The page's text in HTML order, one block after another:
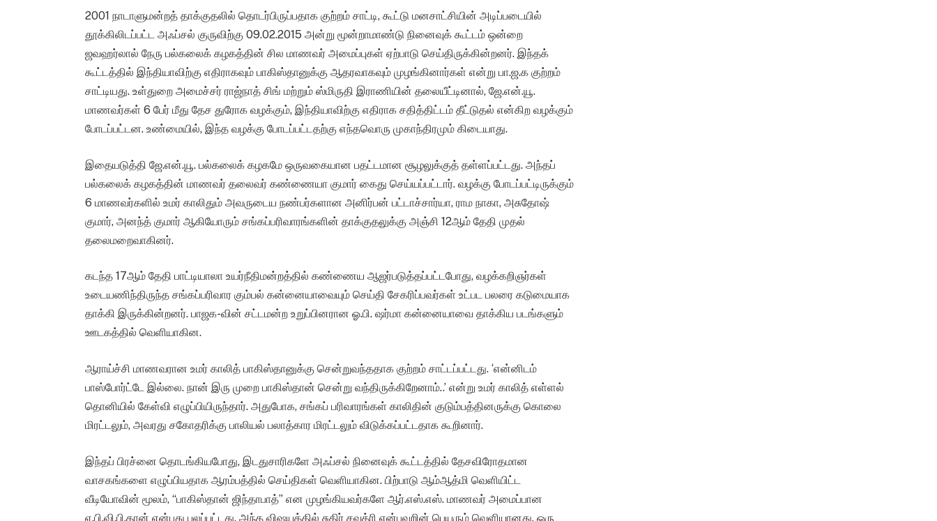
2001 நாடாளுமன்றத் தாக்குதலில் தொடர்பிருப்பதாக குற்றம் சாட்டி, கூட்டு மனசாட்சியின் அடிப்படையில்
தூக்கிலிடப்பட்ட அஃப்சல் குருவிற்கு 09.02.2015 அன்று மூன்றாமாண்டு நினைவுக் கூட்டம் ஒன்றை
ஜவஹர்லால் நேரு பல்கலைக் கழகத்தின் சில மாணவர் அமைப்புகள் ஏற்பாடு செய்திருக்கின்றனர். இந்தக்
கூட்டத்தில் இந்தியாவிற்கு எதிராகவும் பாகிஸ்தானுக்கு ஆதரவாகவும் முழங்கினார்கள் என்று பா.ஜ.க குற்றம்
சாட்டியது. உள்துறை அமைச்சர் ராஜ்நாத் சிங் மற்றும் ஸ்மிருதி இராணியின் தலையீட்டினால், ஜே.என்.யூ.
மாணவர்கள் 6 பேர் மீது தேச துரோக வழக்கும், இந்தியாவிற்கு எதிராக சதித்திட்டம் தீட்டுதல் என்கிற வழக்கும்
போடப்பட்டன. உண்மையில், இந்த வழக்கு போடப்பட்டதற்கு எந்தவொரு முகாந்திரமும் கிடையாது.
இதையடுத்தி ஜே.என்.யூ. பல்கலைக் கழகமே ஒருவகையான பதட்டமான சூழலுக்குத் தள்ளப்பட்டது. அந்தப்
பல்கலைக் கழகத்தின் மாணவர் தலைவர் கண்ணையா குமார் கைது செய்யப்பட்டார். வழக்கு போடப்பட்டிருக்கும்
6 மாணவர்களில் உமர் காலிதும் அவருடைய நண்பர்களான அனிர்பன் பட்டாச்சார்யா, ராம நாகா, அசுதோஷ்
குமார், அனந்த் குமார் ஆகியோரும் சங்கப்பரிவாரங்களின் தாக்குதலுக்கு அஞ்சி 12ஆம் தேதி முதல்
தலைமறைவாகினர்.
கடந்த 17ஆம் தேதி பாட்டியாலா உயர்நீதிமன்றத்தில் கண்ணைய ஆஜர்படுத்தப்பட்டபோது, வழக்கறிஞர்கள்
உடையணிந்திருந்த சங்கப்பரிவார கும்பல் கன்னையாவையும் செய்தி சேகரிப்பவர்கள் உட்பட பலரை கடுமையாக
தாக்கி இருக்கின்றனர். பாஜக-வின் சட்டமன்ற உறுப்பினரான ஓ.பி. ஷர்மா கன்னையாவை தாக்கிய படங்களும்
ஊடகத்தில் வெளியாகின.
ஆராய்ச்சி மாணவரான உமர் காலித் பாகிஸ்தானுக்கு சென்றுவந்ததாக குற்றம் சாட்டப்பட்டது. ‘என்னிடம்
பாஸ்போர்ட்டே இல்லை. நான் இரு முறை பாகிஸ்தான் சென்று வந்திருக்கிறேனாம்..’ என்று உமர் காலித் எள்ளல்
தொனியில் கேள்வி எழுப்பியிருந்தார். அதுபோக, சங்கப் பரிவாரங்கள் காலிதின் குடும்பத்தினருக்கு கொலை
மிரட்டலும், அவரது சகோதரிக்கு பாலியல் பலாத்கார மிரட்டலும் விடுக்கப்பட்டதாக கூறினார்.
இந்தப் பிரச்னை தொடங்கியபோது, இடதுசாரிகளே அஃப்சல் நினைவுக் கூட்டத்தில் தேசவிரோதமான
வாசகங்களை எழுப்பியதாக ஆரம்பத்தில் செய்திகள் வெளியாகின. பிற்பாடு ஆம்ஆத்மி வெளியிட்ட
வீடியோவின் மூலம், “பாகிஸ்தான் ஜிந்தாபாத்” என முழங்கியவர்களே ஆர்.எஸ்.எஸ். மாணவர் அமைப்பான
ஏ.பி.வி.பி.தான் என்பது புலப்பட்டது. அந்த விஷயத்தில் சுதிர் சவுத்ரி என்பவறின் பெயரும் வெளியானது. ஒரு